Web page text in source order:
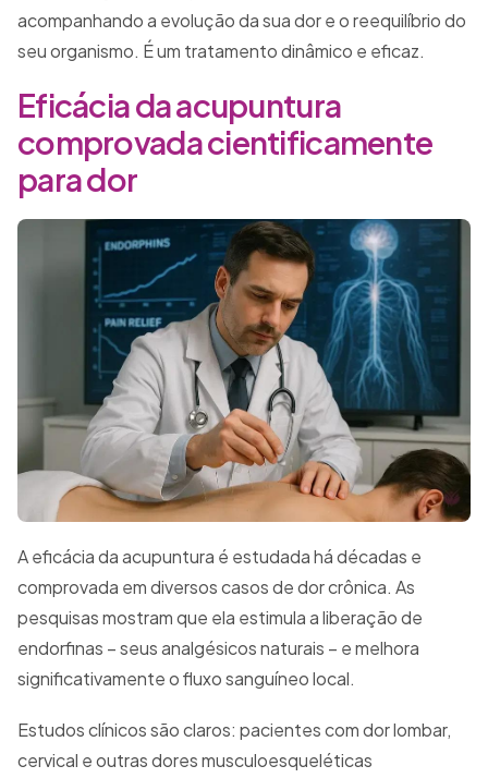
acompanhando a evolução da sua dor e o reequilíbrio do
seu organismo. É um tratamento dinâmico e eficaz.
Eficácia da acupuntura
comprovada cientificamente
para dor
A eficácia da acupuntura é estudada há décadas e
comprovada em diversos casos de dor crônica. As
pesquisas mostram que ela estimula a liberação de
endorfinas – seus analgésicos naturais – e melhora
significativamente o fluxo sanguíneo local.
Estudos clínicos são claros: pacientes com dor lombar,
cervical e outras dores musculoesqueléticas